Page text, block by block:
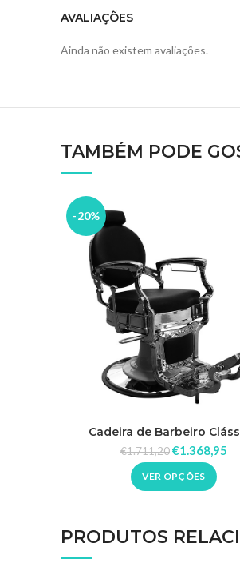
AVALIAÇÕES
Ainda não existem avaliações.
TAMBÉM PODE
-20%
Cadeira de Barbeiro
€1.711,20 €1.368,95
VER OPÇÕES
PRODUTOS